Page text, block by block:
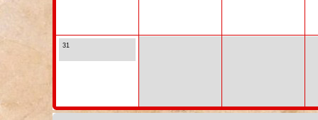
31